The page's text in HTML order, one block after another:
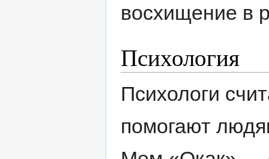
восхищение в
Психология
Психологи
помогают